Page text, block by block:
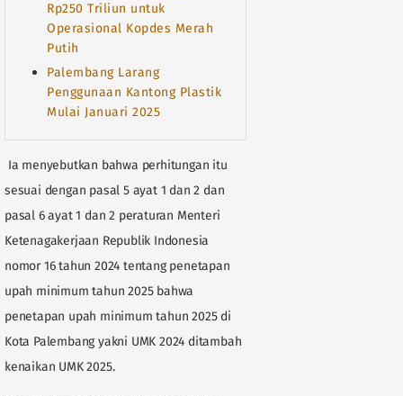
Rp250 Triliun untuk
Operasional Kopdes Merah
Putih
Palembang Larang
Penggunaan Kantong Plastik
Mulai Januari 2025
Ia menyebutkan bahwa perhitungan itu
sesuai dengan pasal 5 ayat 1 dan 2 dan
pasal 6 ayat 1 dan 2 peraturan Menteri
Ketenagakerjaan Republik Indonesia
nomor 16 tahun 2024 tentang penetapan
upah minimum tahun 2025 bahwa
penetapan upah minimum tahun 2025 di
Kota Palembang yakni UMK 2024 ditambah
kenaikan UMK 2025.